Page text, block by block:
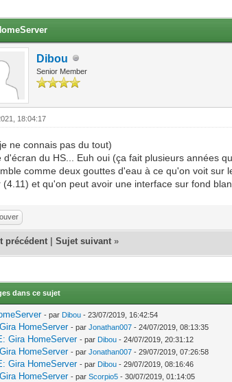
Dibou
Senior Member
18:04:17
ne connais pas du tout)
d'écran du HS... Euh oui (ça fait plusieurs années
comme deux gouttes d'eau à ce qu'on voit
(4.11) et qu'on peut avoir une interface sur fond
précédent |Sujet suivant »
dans ce sujet
- par Dibou - 23/07/2019, 16:42:54
HomeServer - parJonathan007 - 24/07/2019, 08:13:35
Gira HomeServer - par Dibou - 24/07/2019, 20:31:12
HomeServer - parJonathan007 - 29/07/2019, 07:26:58
Gira HomeServer - par Dibou - 29/07/2019, 08:16:46
HomeServer - parScorpio5 - 30/07/2019, 01:14:05